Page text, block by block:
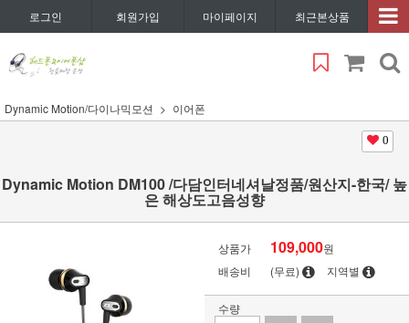
로그인 회원가입 마이페이지 최근본상품
Dynamic Motion/다이나믹모션 이어폰
0
Dynamic Motion DM100 /다담인터네셔날정품/원산지-한국/ 높
은 해상도고음성향
상품가 109,000원
배송비
(무료) 지역별
수량